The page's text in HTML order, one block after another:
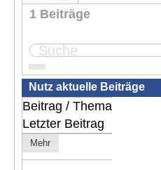
1 Beiträge
Nutz aktuelle Beiträge
Beitrag / Thema
Letzter Beitrag
Mehr